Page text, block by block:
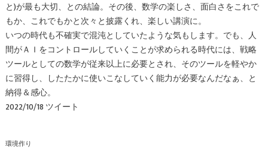
と)が最も大切、との結論。その後、数学の楽しさ、面白さをこれで
もか、これでもかと次々と披露くれ、楽しい講演に。
いつの時代も不確実で混沌としていたような気もします。でも、人
間がＡＩをコントロールしていくことが求められる時代には、戦略
ツールとしての数学が従来以上に必要とされ、そのツールを軽やか
に習得し、したたかに使いこなしていく能力が必要なんだなぁ、と
納得＆感心。
2022/10/18 ツイート
環境作り